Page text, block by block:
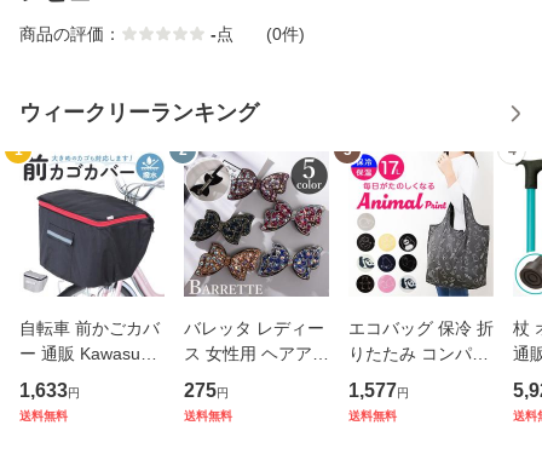
商品の評価： -点 (0件)
ウィークリーランキング
1
自転車 前かごカバ
ー 通販 Kawasumi
カワスミ 前カゴカ
バー バスケット カ
1,633円
送料無料
2
バレッタ レディー
ス 女性用 ヘアアク
セサリー リボン ラ
インストーン キラ
275円
送料無料
3
エコバッグ 保冷 折
りたたみ コンパク
ト 通販 エコバック
アニマル柄 エコ バ
1,577円
送料無料
4
杖
通
杖
本
送料